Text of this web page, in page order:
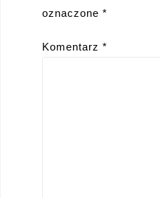
oznaczone *
Komentarz *